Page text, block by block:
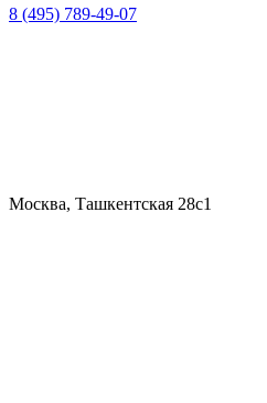
8 (495) 789-49-07
Москва, Ташкентская 28с1